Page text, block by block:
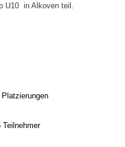
U10 in Alkoven teil.